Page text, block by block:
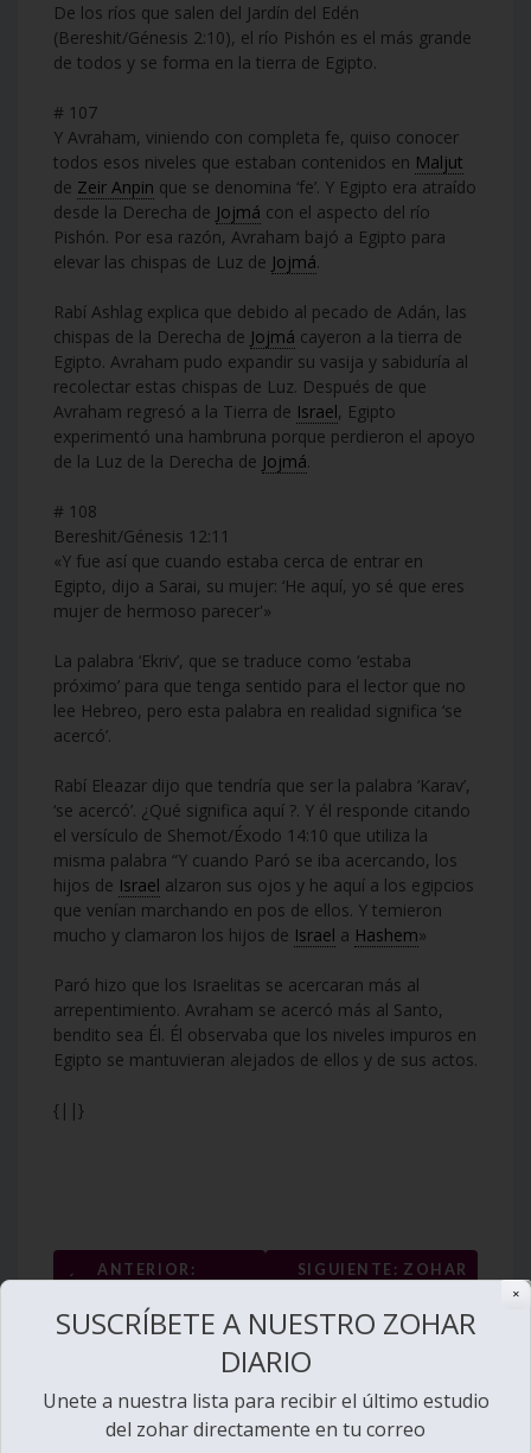
De los ríos que salen del Jardín del Edén
(Bereshit/Génesis 2:10), el río Pishón es el más grande
de todos y se forma en la tierra de Egipto.
# 107
Y Avraham, viniendo con completa fe, quiso conocer
todos esos niveles que estaban contenidos en Maljut
de Zeir Anpin que se denomina ‘fe’. Y Egipto era atraído
desde la Derecha de Jojmá con el aspecto del río
Pishón. Por esa razón, Avraham bajó a Egipto para
elevar las chispas de Luz de Jojmá.
Rabí Ashlag explica que debido al pecado de Adán, las
chispas de la Derecha de Jojmá cayeron a la tierra de
Egipto. Avraham pudo expandir su vasija y sabiduría al
recolectar estas chispas de Luz. Después de que
Avraham regresó a la Tierra de Israel, Egipto
experimentó una hambruna porque perdieron el apoyo
de la Luz de la Derecha de Jojmá.
# 108
Bereshit/Génesis 12:11
«Y fue así que cuando estaba cerca de entrar en
Egipto, dijo a Sarai, su mujer: ‘He aquí, yo sé que eres
mujer de hermoso parecer'»
La palabra ‘Ekriv’, que se traduce como ‘estaba
próximo’ para que tenga sentido para el lector que no
lee Hebreo, pero esta palabra en realidad significa ‘se
acercó’.
Rabí Eleazar dijo que tendría que ser la palabra ‘Karav’,
‘se acercó’. ¿Qué significa aquí ?. Y él responde citando
el versículo de Shemot/Éxodo 14:10 que utiliza la
misma palabra “Y cuando Paró se iba acercando, los
hijos de Israel alzaron sus ojos y he aquí a los egipcios
que venían marchando en pos de ellos. Y temieron
mucho y clamaron los hijos de Israel a Hashem»
Paró hizo que los Israelitas se acercaran más al
arrepentimiento. Avraham se acercó más al Santo,
bendito sea Él. Él observaba que los niveles impuros en
Egipto se mantuvieran alejados de ellos y de sus actos.
{||}
Navegación
de
entradas
←
ANTERIOR:
3478 – LEJ LEJÁ – ME
HALLARON LOS
CIUDAD
SIGUIENTE: ZOHAR
LEJÁ – SÉ QUE ERES
UNA MUJER DE
HERMOSO PARECER
✕
SUSCRÍBETE A NUESTRO ZOHAR
DIARIO
Unete a nuestra lista para recibir el último estudio
del zohar directamente en tu correo